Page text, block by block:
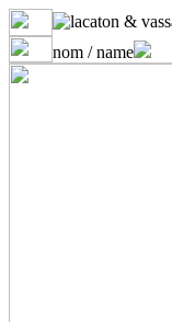
nom / name